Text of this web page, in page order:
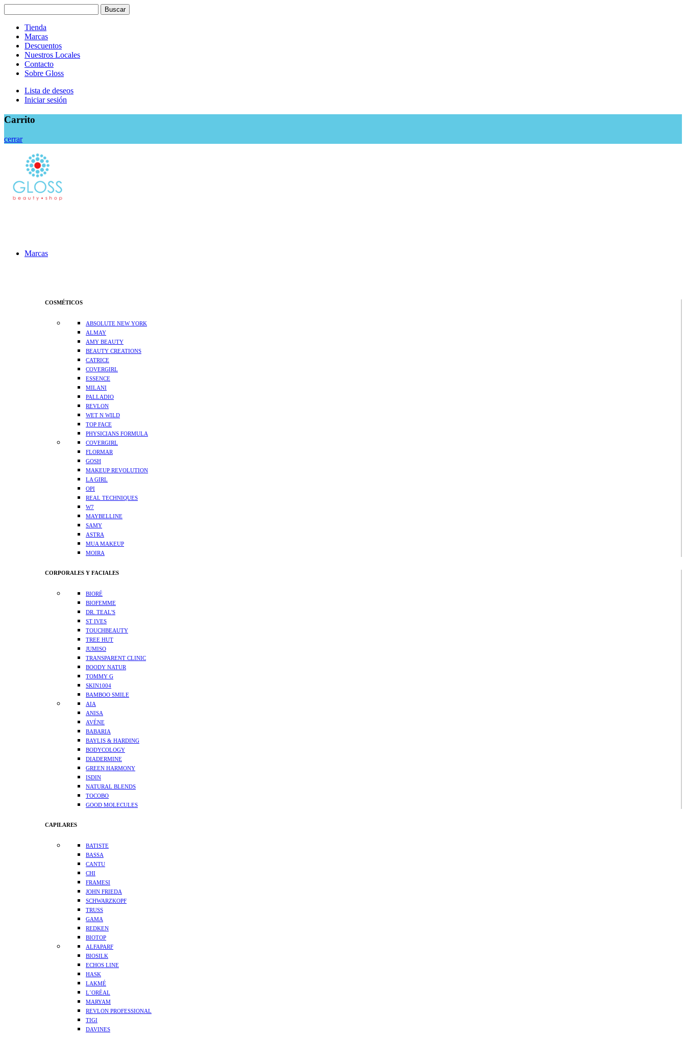
for:
Buscar
Tienda
Marcas
Descuentos
Nuestros Locales
Contacto
Sobre Gloss
Lista de deseos
Iniciar sesión
Carrito
cerrar
Marcas
COSMÉTICOS
ABSOLUTE NEW YORK
ALMAY
AMY BEAUTY
BEAUTY CREATIONS
CATRICE
COVERGIRL
ESSENCE
MILANI
PALLADIO
REVLON
WET N WILD
TOP FACE
PHYSICIANS FORMULA
COVERGIRL
FLORMAR
GOSH
MAKEUP REVOLUTION
LA GIRL
OPI
REAL TECHNIQUES
W7
MAYBELLINE
SAMY
ASTRA
MUA MAKEUP
MOIRA
CORPORALES Y FACIALES
BIORÉ
BIOFEMME
DR. TEAL'S
ST IVES
TOUCHBEAUTY
TREE HUT
JUMISO
TRANSPARENT CLINIC
BOODY NATUR
TOMMY G
SKIN1004
BAMBOO SMILE
AIA
ANISA
AVÉNE
BABARIA
BAYLIS & HARDING
BODYCOLOGY
DIADERMINE
GREEN HARMONY
ISDIN
NATURAL BLENDS
TOCOBO
GOOD MOLECULES
CAPILARES
BATISTE
BASSA
CANTU
CHI
FRAMESI
JOHN FRIEDA
SCHWARZKOPF
TRUSS
GAMA
REDKEN
BIOTOP
ALFAPARF
BIOSILK
ECHOS LINE
HASK
LAKMÉ
L´ORÉAL
MARYAM
REVLON PROFESSIONAL
TIGI
DAVINES